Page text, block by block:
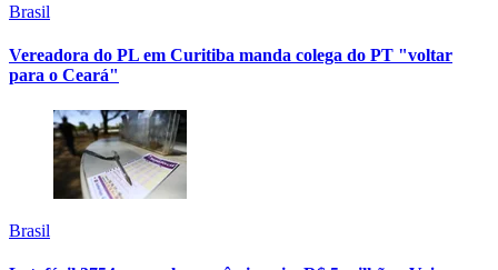
Brasil
Vereadora do PL em Curitiba manda colega do PT "voltar
para o Ceará"
Brasil